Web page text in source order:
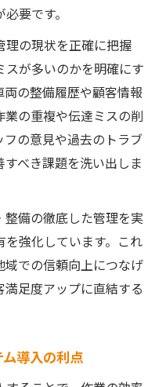
要です。
理の現状を正確に把握
スが多いのかを明確にす
の整備履歴や顧客情報
の重複や伝達ミスの削
の意見や過去のトラブ
べき課題を洗い出しま
備の徹底した管理を実
強化しています。これ
域での信頼向上につなげ
足度アップに直結する
導入の利点